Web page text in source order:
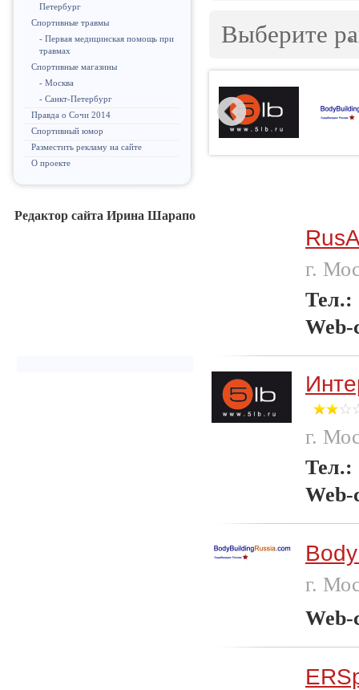
Петербург
Спортивные травмы
- Первая медицинская помощь при
травмах
Спортивные магазины
- Москва
- Санкт-Петербург
Правда о Сочи 2014
Спортивный юмор
Разместить рекламу на сайте
О проекте
Редактор сайта Ирина Шарапо
Выберите
г.
Тел.:
Web-
г.
Тел.:
Web-
г.
Web-